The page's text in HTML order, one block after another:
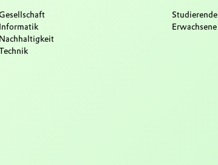
Gesellschaft
Informatik
Nachhaltigkeit
Studierende
Erwachsene